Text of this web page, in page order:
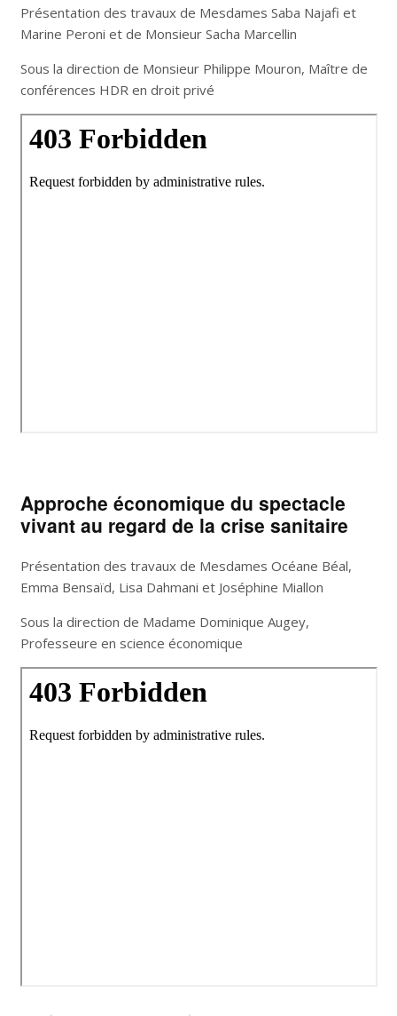
Présentation des travaux de Mesdames Saba Najafi et
Marine Peroni et de Monsieur Sacha Marcellin
Sous la direction de Monsieur Philippe Mouron, Maître de
conférences HDR en droit privé
Approche économique du spectacle
vivant au regard de la crise sanitaire
Présentation des travaux de Mesdames Océane Béal,
Emma Bensaïd, Lisa Dahmani et Joséphine Miallon
Sous la direction de Madame Dominique Augey,
Professeure en science économique